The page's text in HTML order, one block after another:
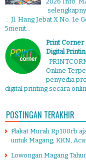
: Jl. Hang Jebat X No. 1e
5menit...
Print Corner
Digital
Online
penyedia
digital printing secara
POSTINGAN TERAKHIR
Plakat Murah Rp100rb
untuk Magang, KKN,
Lowongan Magang